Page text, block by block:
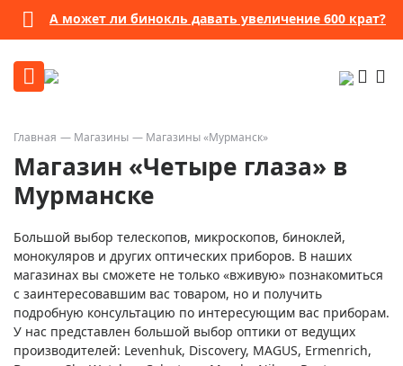
А может ли бинокль давать увеличение 600 крат?
Главная Магазины Магазины «Мурманск»
Магазин «Четыре глаза» в
Мурманске
Большой выбор телескопов, микроскопов, биноклей,
монокуляров и других оптических приборов. В наших
магазинах вы сможете не только «вживую» познакомиться
с заинтересовавшим вас товаром, но и получить
подробную консультацию по интересующим вас приборам.
У нас представлен большой выбор оптики от ведущих
производителей: Levenhuk, Discovery, MAGUS, Ermenrich,